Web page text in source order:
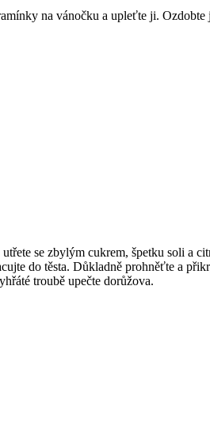
na vánočku a upleťte ji.
se zbylým cukrem, špetku soli a
do těsta. Důkladně prohněťte a
troubě upečte dorůžova.